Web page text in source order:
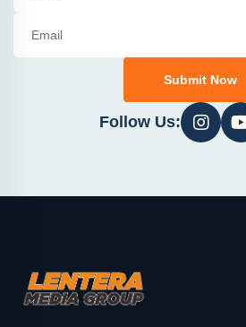
Submit Now
Follow Us: